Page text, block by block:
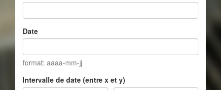
Date
format: aaaa-mm-jj
Intervalle de date (entre x et y)